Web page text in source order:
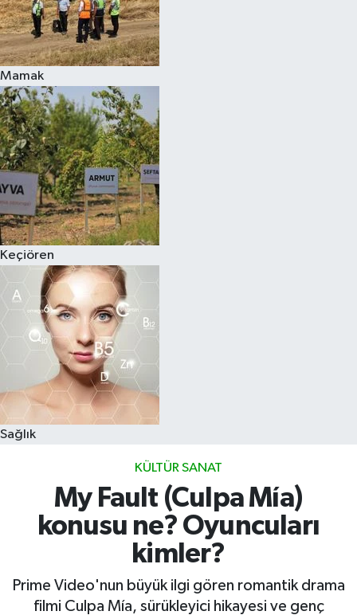
Mamak
Keçiören
Sağlık
KÜLTÜR SANAT
My Fault (Culpa Mía)
konusu ne? Oyuncuları
kimler?
Prime Video'nun büyük ilgi gören romantik drama
filmi Culpa Mía, sürükleyici hikayesi ve genç